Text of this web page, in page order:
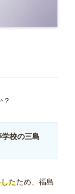
校の三島
たため、福島